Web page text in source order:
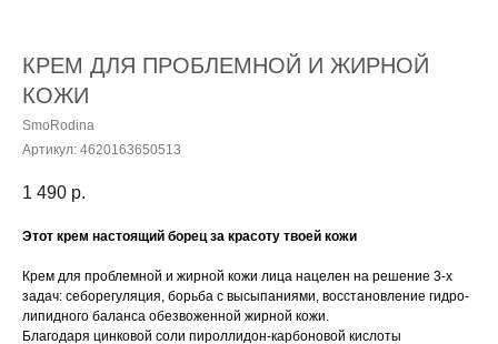
КРЕМ ДЛЯ ПРОБЛЕМНОЙ И ЖИРНОЙ
КОЖИ
SmoRodina
Артикул: 4620163650513
1 490 р.
Этот крем настоящий борец за красоту твоей кожи
Крем для проблемной и жирной кожи лица нацелен на решение 3-х
задач: себорегуляция, борьба с высыпаниями, восстановление гидро-
липидного баланса обезвоженной жирной кожи.
Благодаря цинковой соли пироллидон-карбоновой кислоты